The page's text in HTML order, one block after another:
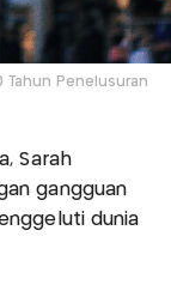
Tahun Penelusuran
Sarah
gangguan
dunia